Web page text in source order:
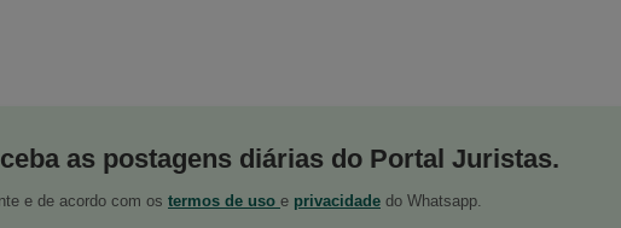
as postagens diárias do Portal Juristas.
e de acordo com os termos de uso e privacidade do Whatsapp.